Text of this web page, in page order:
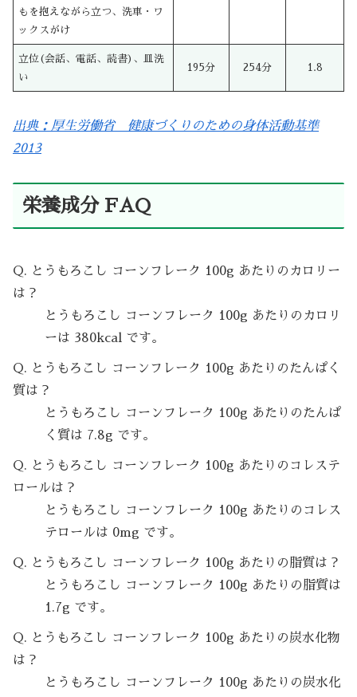
もを抱えながら立つ、洗車・ワ
ックスがけ
立位(会話、電話、読書)、皿洗
い
195分 254分 1.8
出典：厚生労働省 健康づくりのための身体活動基準
2013
栄養成分 FAQ
Q. とうもろこし コーンフレーク 100g あたりのカロリー
は？
とうもろこし コーンフレーク 100g あたりのカロリ
ーは 380kcal です。
Q. とうもろこし コーンフレーク 100g あたりのたんぱく
質は？
とうもろこし コーンフレーク 100g あたりのたんぱ
く質は 7.8g です。
Q. とうもろこし コーンフレーク 100g あたりのコレステ
ロールは？
とうもろこし コーンフレーク 100g あたりのコレス
テロールは 0mg です。
Q. とうもろこし コーンフレーク 100g あたりの脂質は？
とうもろこし コーンフレーク 100g あたりの脂質は
1.7g です。
Q. とうもろこし コーンフレーク 100g あたりの炭水化物
は？
とうもろこし コーンフレーク 100g あたりの炭水化